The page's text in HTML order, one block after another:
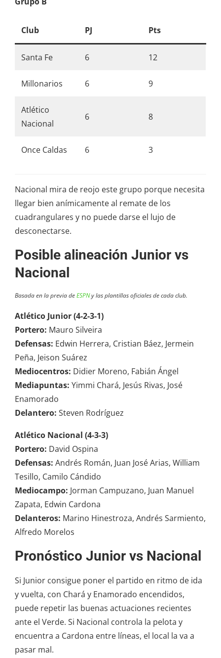
Club PJ Pts
Santa Fe 6 12
Millonarios 6 9
Atlético
Nacional
6 8
Once Caldas 6 3
Nacional mira de reojo este grupo porque necesita
llegar bien anímicamente al remate de los
cuadrangulares y no puede darse el lujo de
desconectarse.
Posible alineación Junior vs
Nacional
Basada en la previa deESPNy las plantillas oficiales de cada club.
Atlético Junior (4-2-3-1)
Portero: Mauro Silveira
Defensas: Edwin Herrera, Cristian Báez, Jermein
Peña, Jeison Suárez
Mediocentros: Didier Moreno, Fabián Ángel
Mediapuntas: Yimmi Chará, Jesús Rivas, José
Enamorado
Delantero: Steven Rodríguez
Atlético Nacional (4-3-3)
Portero: David Ospina
Defensas: Andrés Román, Juan José Arias, William
Tesillo, Camilo Cándido
Mediocampo: Jorman Campuzano, Juan Manuel
Zapata, Edwin Cardona
Delanteros: Marino Hinestroza, Andrés Sarmiento,
Alfredo Morelos
Pronóstico Junior vs Nacional
Si Junior consigue poner el partido en ritmo de ida
y vuelta, con Chará y Enamorado encendidos,
puede repetir las buenas actuaciones recientes
ante el Verde. Si Nacional controla la pelota y
encuentra a Cardona entre líneas, el local la va a
pasar mal.